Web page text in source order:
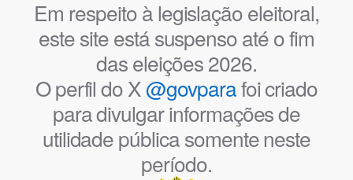
Em respeito à legislação eleitoral,
este site está suspenso até o fim
das eleições 2026.
O perfil do X@govparafoi criado
para divulgar informações de
utilidade pública somente neste
período.